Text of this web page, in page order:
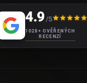
4.9/5
1028+ OVĚŘENÝCH
RECENZÍ